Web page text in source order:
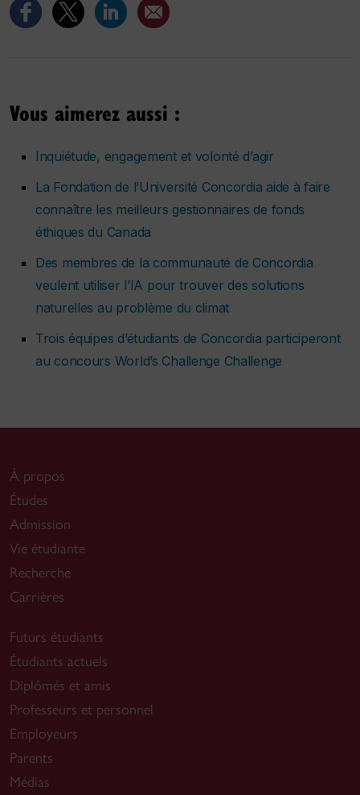
Vous aimerez aussi :
Inquiétude, engagement et volonté d’agir
La Fondation de l’Université Concordia aide à faire
connaître les meilleurs gestionnaires de fonds
éthiques du Canada
Des membres de la communauté de Concordia
veulent utiliser l’IA pour trouver des solutions
naturelles au problème du climat
Trois équipes d’étudiants de Concordia participeront
au concours World’s Challenge Challenge
À propos
Études
Admission
Vie étudiante
Recherche
Carrières
Futurs étudiants
Étudiants actuels
Diplômés et amis
Professeurs et personnel
Employeurs
Parents
Médias